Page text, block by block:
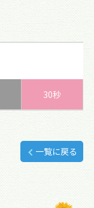
30秒
一覧に戻る